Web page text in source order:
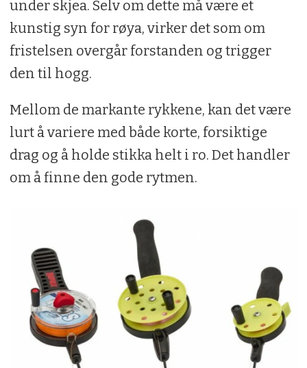
under skjea. Selv om dette må være et
kunstig syn for røya, virker det som om
fristelsen overgår forstanden og trigger
den til hogg.
Mellom de markante rykkene, kan det være
lurt å variere med både korte, forsiktige
drag og å holde stikka helt i ro. Det handler
om å finne den gode rytmen.